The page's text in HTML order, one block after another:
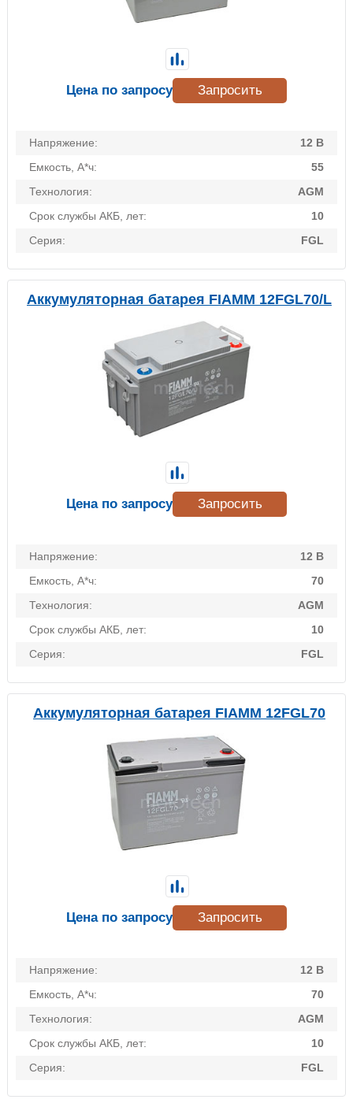
Напряжение:
12 В
Емкость, А*ч:
55
Технология:
AGM
Срок службы АКБ, лет:
10
Серия:
FGL
Цена по запросу Запросить
Аккумуляторная батарея FIAMM 12FGL70/L
Напряжение:
12 В
Емкость, А*ч:
70
Технология:
AGM
Срок службы АКБ, лет:
10
Серия:
FGL
Цена по запросу Запросить
Аккумуляторная батарея FIAMM 12FGL70
Напряжение:
12 В
Емкость, А*ч:
70
Технология:
AGM
Срок службы АКБ, лет:
10
Серия:
FGL
Цена по запросу Запросить